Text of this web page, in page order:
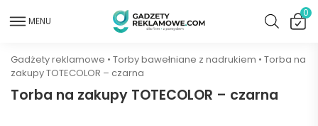
MENU
0
Gadżety reklamowe • Torby bawełniane z nadrukiem • Torba na
zakupy TOTECOLOR – czarna
Torba na zakupy TOTECOLOR – czarna